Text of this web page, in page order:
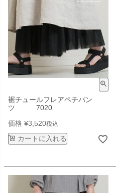
裾チュールフレアペチパン
ツ 7020
価格 ¥3,520税込
カートに入れる